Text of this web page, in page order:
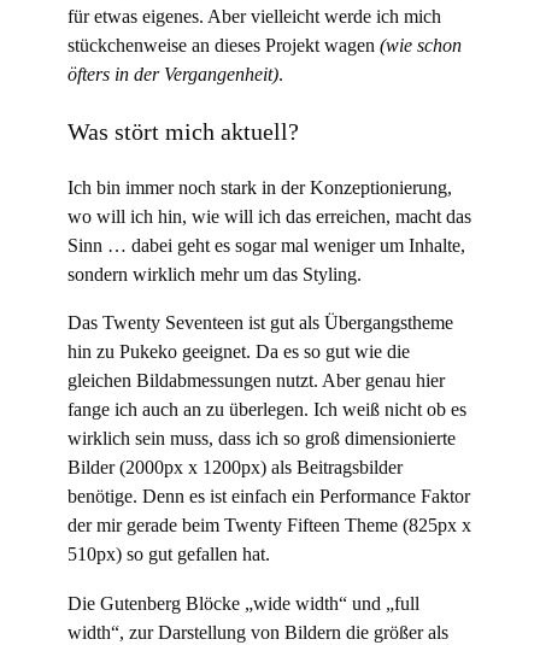
für etwas eigenes. Aber vielleicht werde ich mich
stückchenweise an dieses Projekt wagen (wie schon
öfters in der Vergangenheit).
Was stört mich aktuell?
Ich bin immer noch stark in der Konzeptionierung,
wo will ich hin, wie will ich das erreichen, macht das
Sinn … dabei geht es sogar mal weniger um Inhalte,
sondern wirklich mehr um das Styling.
Das Twenty Seventeen ist gut als Übergangstheme
hin zu Pukeko geeignet. Da es so gut wie die
gleichen Bildabmessungen nutzt. Aber genau hier
fange ich auch an zu überlegen. Ich weiß nicht ob es
wirklich sein muss, dass ich so groß dimensionierte
Bilder (2000px x 1200px) als Beitragsbilder
benötige. Denn es ist einfach ein Performance Faktor
der mir gerade beim Twenty Fifteen Theme (825px x
510px) so gut gefallen hat.
Die Gutenberg Blöcke „wide width“ und „full
width“, zur Darstellung von Bildern die größer als